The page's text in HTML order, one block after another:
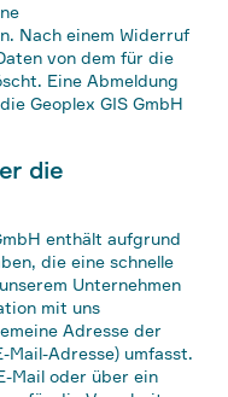
Nach einem Widerruf
von dem für die
Eine Abmeldung
Geoplex GIS GmbH
die
enthält aufgrund
die eine schnelle
Unternehmen
mit uns
Adresse der
Mail-Adresse) umfasst.
Mail oder über ein